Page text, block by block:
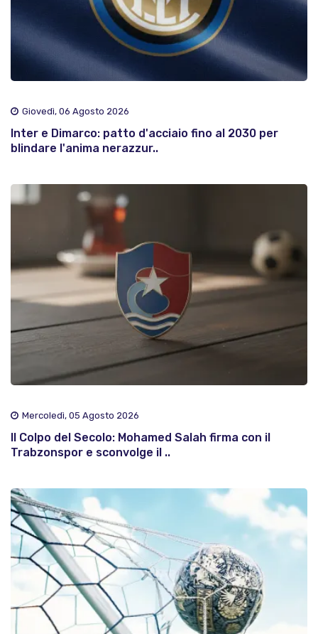
Giovedì, 06 Agosto 2026
Inter e Dimarco: patto d'acciaio fino al 2030 per
blindare l'anima nerazzur..
Mercoledì, 05 Agosto 2026
Il Colpo del Secolo: Mohamed Salah firma con il
Trabzonspor e sconvolge il ..